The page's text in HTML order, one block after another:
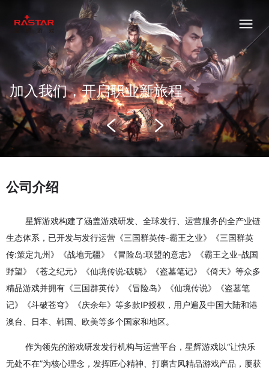
加入我们，开启职业新旅程
公司介绍
星辉游戏构建了涵盖游戏研发、全球发行、运营服务的全产业链
生态体系，已开发与发行运营《三国群英传-霸王之业》《三国群英
传:策定九州》《战地无疆》《冒险岛:联盟的意志》《霸王之业-战国
野望》《苍之纪元》《仙境传说:破晓》《盗墓笔记》《倚天》等众多
精品游戏并拥有《三国群英传》《冒险岛》《仙境传说》《盗墓笔
记》《斗破苍穹》《庆余年》等多款IP授权，用户遍及中国大陆和港
澳台、日本、韩国、欧美等多个国家和地区。
作为领先的游戏研发发行机构与运营平台，星辉游戏以“让快乐
无处不在”为核心理念，发挥匠心精神、打磨古风精品游戏产品，屡获